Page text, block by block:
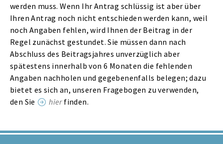
werden muss. Wenn Ihr Antrag schlüssig ist aber über
Ihren Antrag noch nicht entschieden werden kann, weil
noch Angaben fehlen, wird Ihnen der Beitrag in der
Regel zunächst gestundet. Sie müssen dann nach
Abschluss des Beitragsjahres unverzüglich aber
spätestens innerhalb von 6 Monaten die fehlenden
Angaben nachholen und gegebenenfalls belegen; dazu
bietet es sich an, unseren Fragebogen zu verwenden,
den Sie
hierfinden.